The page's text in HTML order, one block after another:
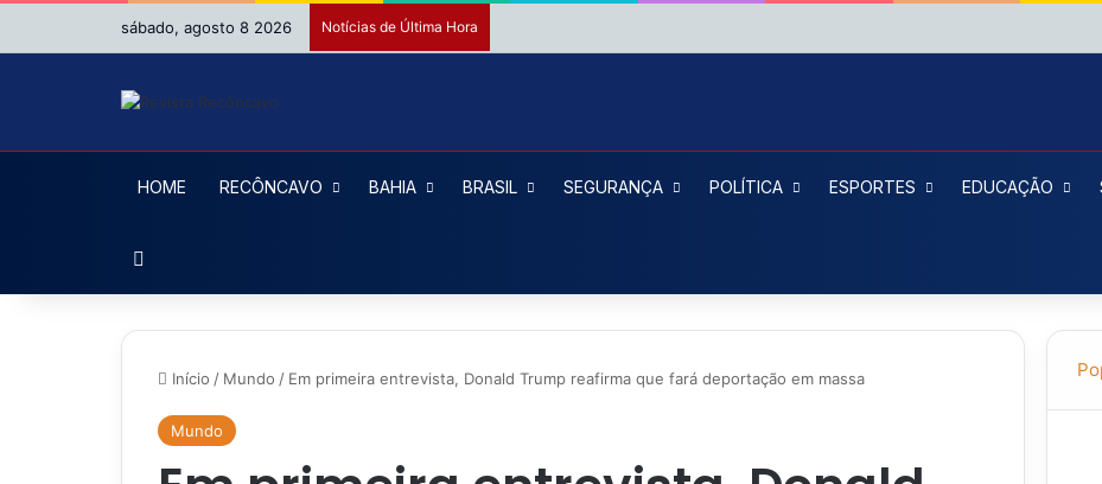
sábado, agosto 8 2026 Notícias de Última Hora
HOME RECÔNCAVO BAHIA BRASIL SEGURANÇA POLÍTICA ESPORTES EDUCAÇÃO
Início / Mundo / Em primeira entrevista, Donald Trump reafirma que fará deportação em massa
Mundo